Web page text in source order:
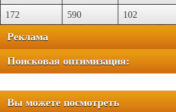
172
590 102
Реклама
Поисковая оптимизация:
Вы можете посмотреть